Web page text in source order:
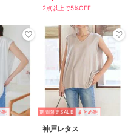
2点以上で5%OFF
割 期間限定SALE まとめ割
神戸レタス